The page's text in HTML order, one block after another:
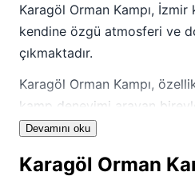
Karagöl Orman Kampı, İzmir
kendine özgü atmosferi ve
çıkmaktadır.
Karagöl Orman Kampı,
kamp deneyimi arayan
uygun bir seçenektir. Ailece
sunar; ancak tesis olanakları
Devamını oku
Karagöl Orman